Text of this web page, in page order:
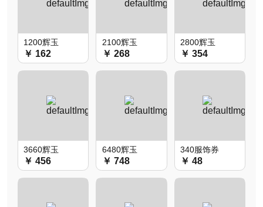
1200辉玉
￥ 162
2100辉玉
￥ 268
2800辉玉
￥ 354
3660辉玉
￥ 456
6480辉玉
￥ 748
340服饰券
￥ 48